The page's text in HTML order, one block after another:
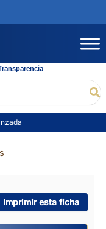
Imprimir esta ficha